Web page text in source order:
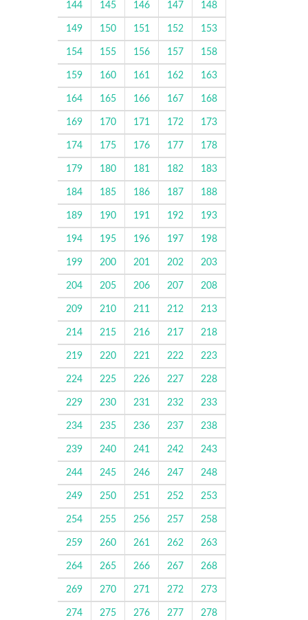
144 145 146 147 148
149 150 151 152 153
154 155 156 157 158
159 160 161 162 163
164 165 166 167 168
169 170 171 172 173
174 175 176 177 178
179 180 181 182 183
184 185 186 187 188
189 190 191 192 193
194 195 196 197 198
199 200 201 202 203
204 205 206 207 208
209 210 211 212 213
214 215 216 217 218
219 220 221 222 223
224 225 226 227 228
229 230 231 232 233
234 235 236 237 238
239 240 241 242 243
244 245 246 247 248
249 250 251 252 253
254 255 256 257 258
259 260 261 262 263
264 265 266 267 268
269 270 271 272 273
274 275 276 277 278